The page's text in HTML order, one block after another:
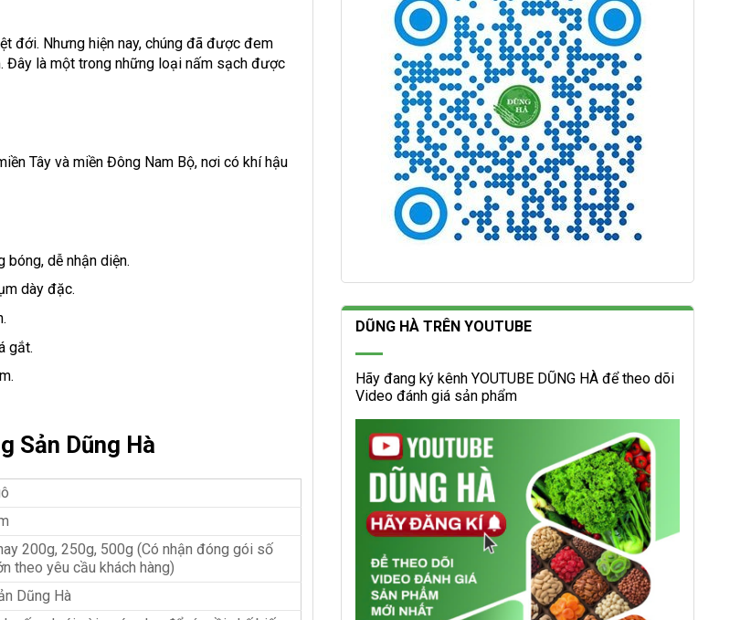
đới. Nhưng hiện nay, chúng đã được đem
Đây là một trong những loại nấm sạch được
Tây và miền Đông Nam Bộ, nơi có khí hậu
dễ nhận diện.
dày đặc.
gắt.
Sản Dũng Hà
200g, 250g, 500g (Có nhận đóng gói số
theo yêu cầu khách hàng)
Dũng Hà
DŨNG HÀ TRÊN YOUTUBE
Hãy đang ký kênh YOUTUBE DŨNG HÀ để theo dõi
Video đánh giá sản phẩm